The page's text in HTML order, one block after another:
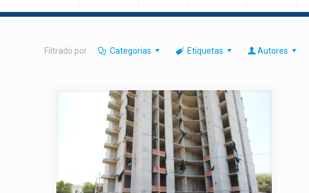
Filtrado por Categorias Etiquetas Autores